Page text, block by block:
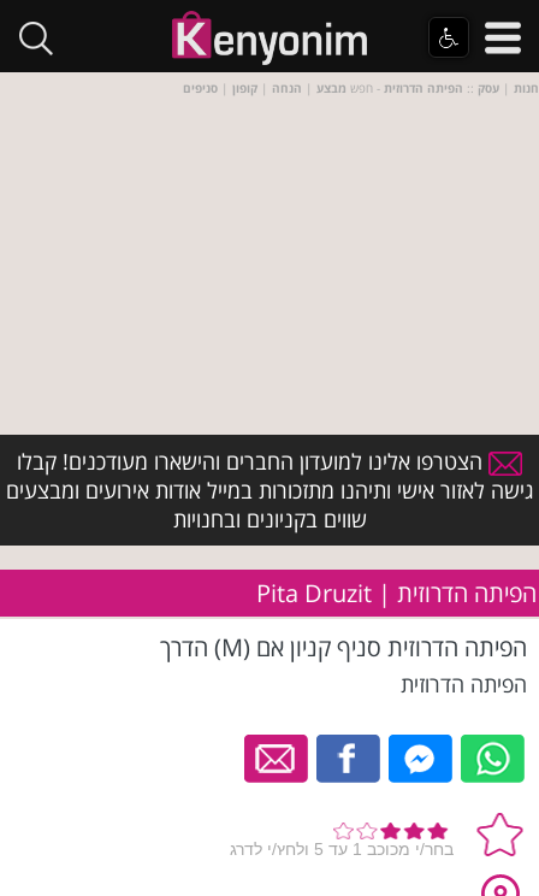
חנות | עסק :: הפיתה הדרוזית - חפש מבצע | הנחה | קופון | סניפים
הצטרפו אלינו למועדון החברים והישארו מעודכנים! קבלו
גישה לאזור אישי ותיהנו מתזכורות במייל אודות אירועים ומבצעים
שווים בקניונים ובחנויות
הפיתה הדרוזית | Pita Druzit
הפיתה הדרוזית סניף קניון אם (M) הדרך
הפיתה הדרוזית